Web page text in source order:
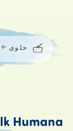
حلوى
Humana